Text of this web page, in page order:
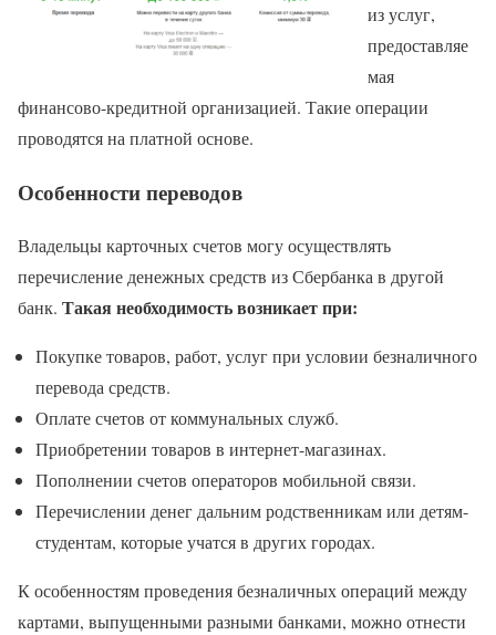
из услуг,
предоставляе
мая
финансово-кредитной организацией. Такие операции
проводятся на платной основе.
Особенности переводов
Владельцы карточных счетов могу осуществлять
перечисление денежных средств из Сбербанка в другой
банк. Такая необходимость возникает при:
Покупке товаров, работ, услуг при условии безналичного
перевода средств.
Оплате счетов от коммунальных служб.
Приобретении товаров в интернет-магазинах.
Пополнении счетов операторов мобильной связи.
Перечислении денег дальним родственникам или детям-
студентам, которые учатся в других городах.
К особенностям проведения безналичных операций между
картами, выпущенными разными банками, можно отнести